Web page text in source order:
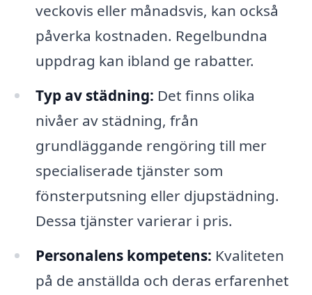
veckovis eller månadsvis, kan också
påverka kostnaden. Regelbundna
uppdrag kan ibland ge rabatter.
Typ av städning: Det finns olika
nivåer av städning, från
grundläggande rengöring till mer
specialiserade tjänster som
fönsterputsning eller djupstädning.
Dessa tjänster varierar i pris.
Personalens kompetens: Kvaliteten
på de anställda och deras erfarenhet